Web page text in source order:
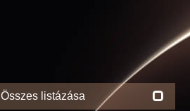
Összes listázása